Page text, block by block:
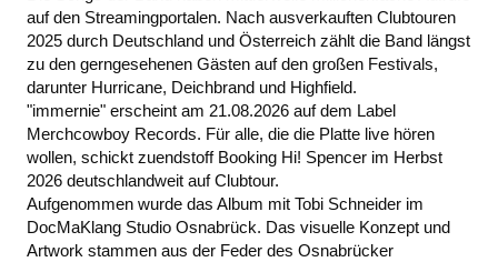
auf den Streamingportalen. Nach ausverkauften Clubtouren
2025 durch Deutschland und Österreich zählt die Band längst
zu den gerngesehenen Gästen auf den großen Festivals,
darunter Hurricane, Deichbrand und Highfield.
"immernie" erscheint am 21.08.2026 auf dem Label
Merchcowboy Records. Für alle, die die Platte live hören
wollen, schickt zuendstoff Booking Hi! Spencer im Herbst
2026 deutschlandweit auf Clubtour.
Aufgenommen wurde das Album mit Tobi Schneider im
DocMaKlang Studio Osnabrück. Das visuelle Konzept und
Artwork stammen aus der Feder des Osnabrücker